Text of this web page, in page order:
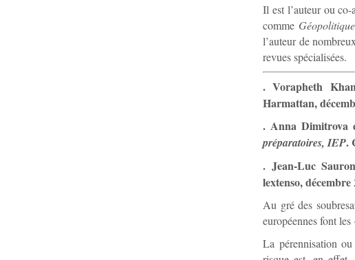
Il est l’auteur ou co-
comme
l’auteur de
revues spécialisées.
. Vorapheth
Harmattan,
. Anna Dimitrova
préparatoires, IEP.
. Jean-Luc
lextenso, décembre
Au gré des
européennes font
La pérennisation